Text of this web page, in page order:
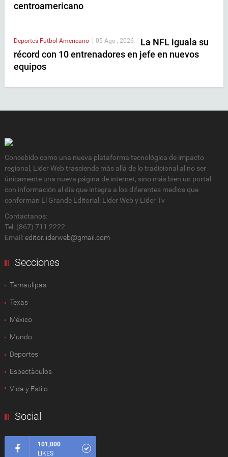
centroamericano
Deportes Futbol Americano 05 Ago , 2026
La NFL iguala su
récord con 10 entrenadores en jefe en nuevos
equipos
Concebido como una nueva plataforma tecnológica de impacto
regional, Lider Web trasciende más allá de lo tradicional al no ser
únicamente una nueva página de internet, sino más bien un portal
con información al día que integra a los diferentes medios que
conforman El Grande Editorial: Líder Web y Líder Tv
Contactanos:
Tel: (867) 711 2222
Email: editor.liderweb@gmail.com
Secciones
Tamaulipas
Texas
México
Mundo
Deportes
Espectàculos
Vida y Estilo
Social
101,000
LIKES